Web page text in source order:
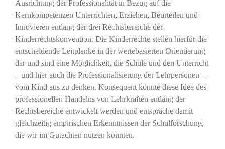
Ausrichtung der Professionalität in Bezug auf die
Kernkompetenzen Unterrichten, Erziehen, Beurteilen und
Innovieren entlang der drei Rechtsbereiche der
Kinderrechtskonvention. Die Kinderrechte stellen hierfür die
entscheidende Leitplanke in der wertebasierten Orientierung
dar und sind eine Möglichkeit, die Schule und den Unterricht
– und hier auch die Professionalisierung der Lehrpersonen –
vom Kind aus zu denken. Konsequent könnte diese Idee des
professionellen Handelns von Lehrkräften entlang der
Rechtsbereiche entwickelt werden und entspräche damit
gleichzeitig empirischen Erkenntnissen der Schulforschung,
die wir im Gutachten nutzen konnten.